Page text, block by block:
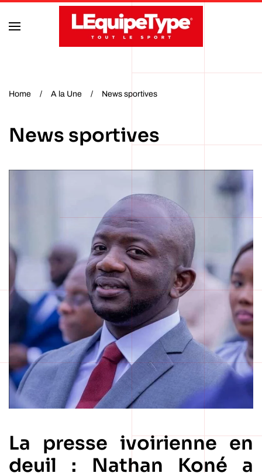
Accéder au contenu principal
Home A la Une News sportives
News sportives
La presse ivoirienne en
deuil : Nathan Koné a